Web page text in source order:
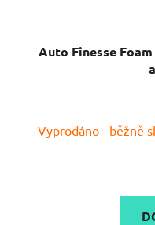
Auto Finesse
Vyprodáno - běžně